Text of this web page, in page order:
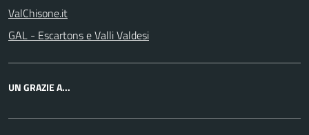
ValChisone.it
GAL - Escartons e Valli Valdesi
UN GRAZIE A...